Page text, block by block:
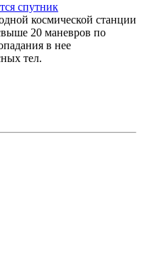
спутник
космической станции
20 маневров по
в нее
тел.